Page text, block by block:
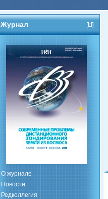
Журнал
О журнале
Новости
Редколлегия